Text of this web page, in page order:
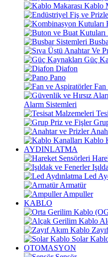
Kablo
Güç
Diafon
Pano
Fan
Alarm Sistemleri
Kablo
AYDINLATMA
Led
Armatür
Ampuller
KABLO
Solar
OTOMASYON